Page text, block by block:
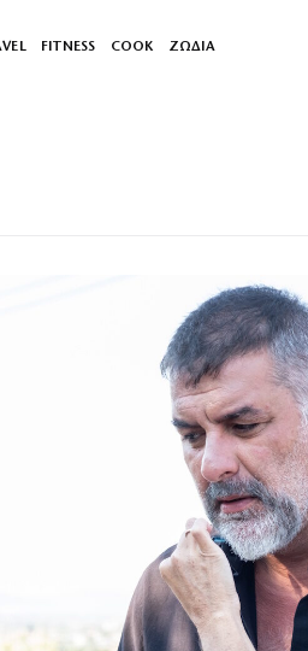
FITNESS COOK ΖΩΔΙΑ